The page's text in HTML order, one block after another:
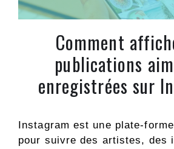
Comment
publications
enregistrées sur
Instagram est une plate-
pour suivre des artistes, des